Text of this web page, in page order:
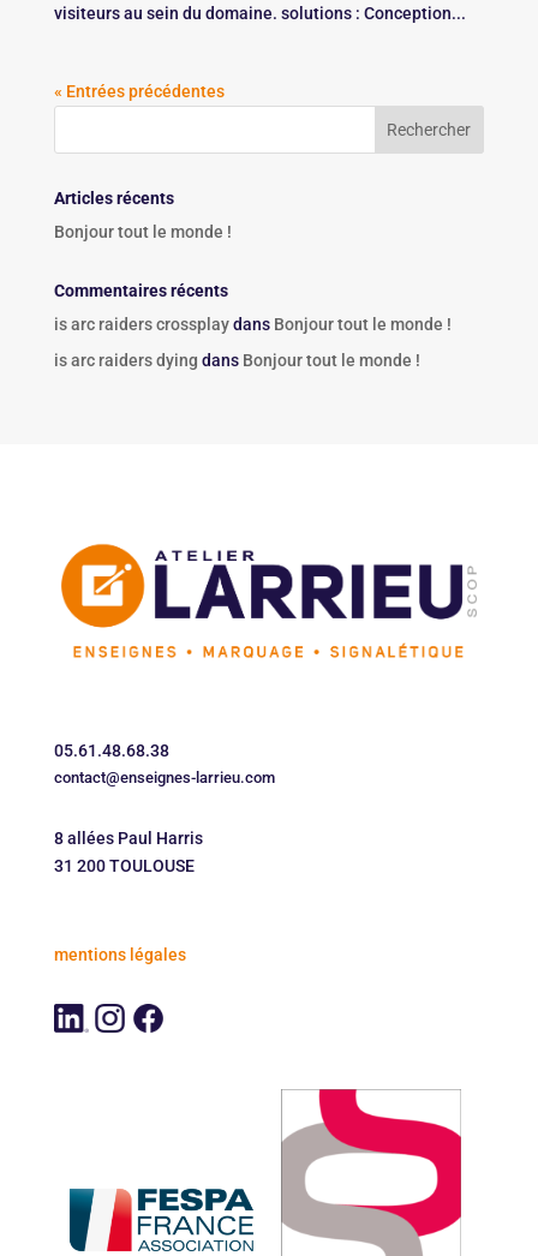
visiteurs au sein du domaine. solutions : Conception...
« Entrées précédentes
Articles récents
Bonjour tout le monde !
Commentaires récents
is arc raiders crossplaydans Bonjour tout le monde !
is arc raiders dying dans Bonjour tout le monde !
05.61.48.68.38
contact@enseignes-larrieu.com
8 allées Paul Harris
31 200 TOULOUSE
mentions légales